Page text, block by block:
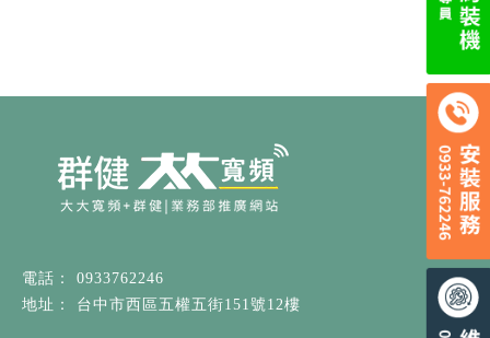
0933762246
台中市西區五權五街151號12樓